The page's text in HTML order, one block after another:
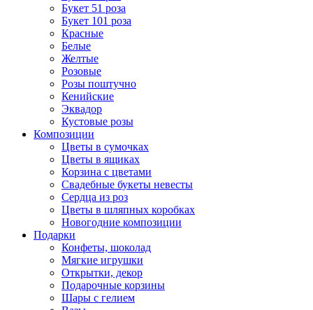
Букет 51 роза
Букет 101 роза
Красные
Белые
Желтые
Розовые
Розы поштучно
Кенийские
Эквадор
Кустовые розы
Композиции
Цветы в сумочках
Цветы в ящиках
Корзина с цветами
Свадебные букеты невесты
Сердца из роз
Цветы в шляпных коробках
Новогодние композиции
Подарки
Конфеты, шоколад
Мягкие игрушки
Открытки, декор
Подарочные корзины
Шары с гелием